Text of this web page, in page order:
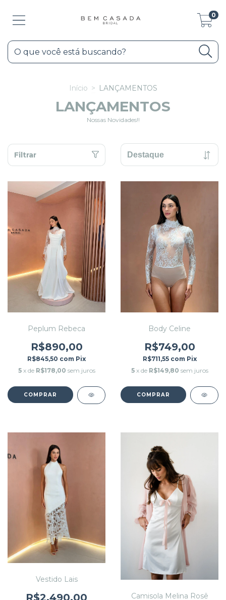
0
Início > LANÇAMENTOS
LANÇAMENTOS
Nossas Novidades!!
Filtrar
Peplum Rebeca
R$890,00
R$845,50 com Pix
5 x de R$178,00 sem juros
COMPRAR
Body Celine
R$749,00
R$711,55 com Pix
5 x de R$149,80 sem juros
COMPRAR
Vestido Lais
Camisola Melina Rosê